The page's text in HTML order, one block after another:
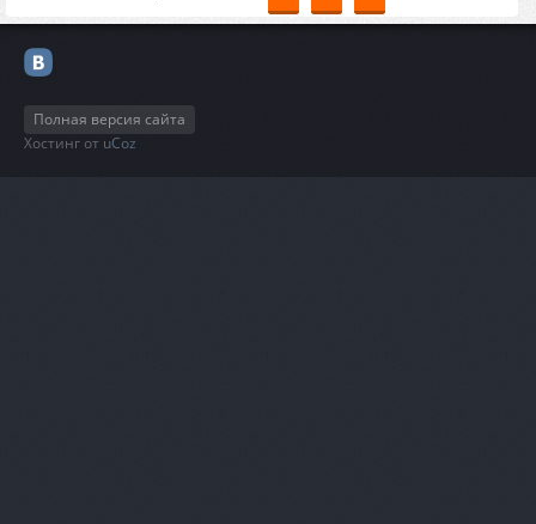
Полная версия сайта
Хостинг от uCoz